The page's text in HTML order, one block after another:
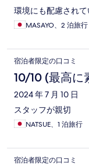
環境にも配慮され
MASAYO、2 泊旅行
宿泊者限定の口コミ
10/10 (最高に
2024 年 7 月 10 日
スタッフが親切
NATSUE、1 泊旅行
宿泊者限定の口コミ